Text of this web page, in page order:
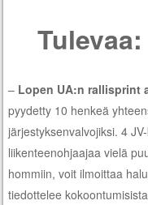
Tulevaa:
– Lopen UA:n rallisprint
pyydetty 10 henkeä
järjestyksenvalvojiksi. 4
liikenteenohjaajaa vielä
hommiin, voit ilmoittaa
tiedottelee